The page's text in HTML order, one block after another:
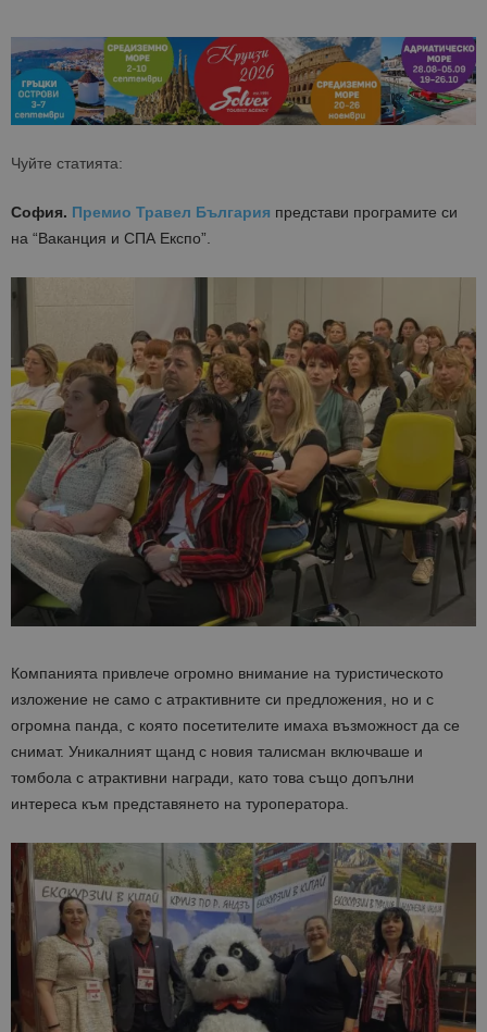
Чуйте статията:
София. Премио Травел България представи програмите си
на “Ваканция и СПА Експо”.
Компанията привлече огромно внимание на туристическото
изложение не само с атрактивните си предложения, но и с
огромна панда, с която посетителите имаха възможност да се
снимат. Уникалният щанд с новия талисман включваше и
томбола с атрактивни награди, като това също допълни
интереса към представянето на туроператора.